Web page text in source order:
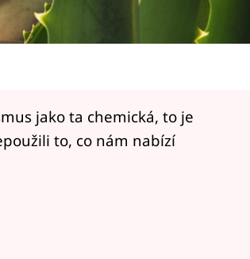
jako ta chemická, to je
to, co nám nabízí